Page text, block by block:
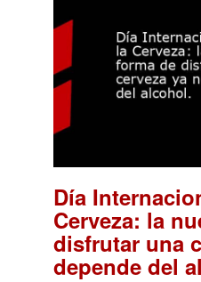
Día
Cerveza: la
disfrutar una
depende del